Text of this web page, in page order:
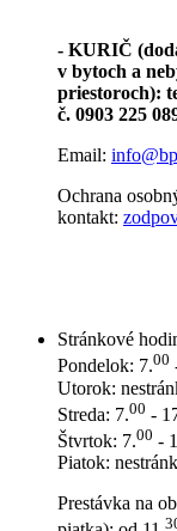
- KURIČ
v bytoch a
priestoroch):
č. 0903 225
Email:
Ochrana
kontakt:
Stránkové
Pondelok: 7.00
Utorok:
Streda: 7.00 -
Štvrtok: 7.00 -
Piatok:
Prestávka na